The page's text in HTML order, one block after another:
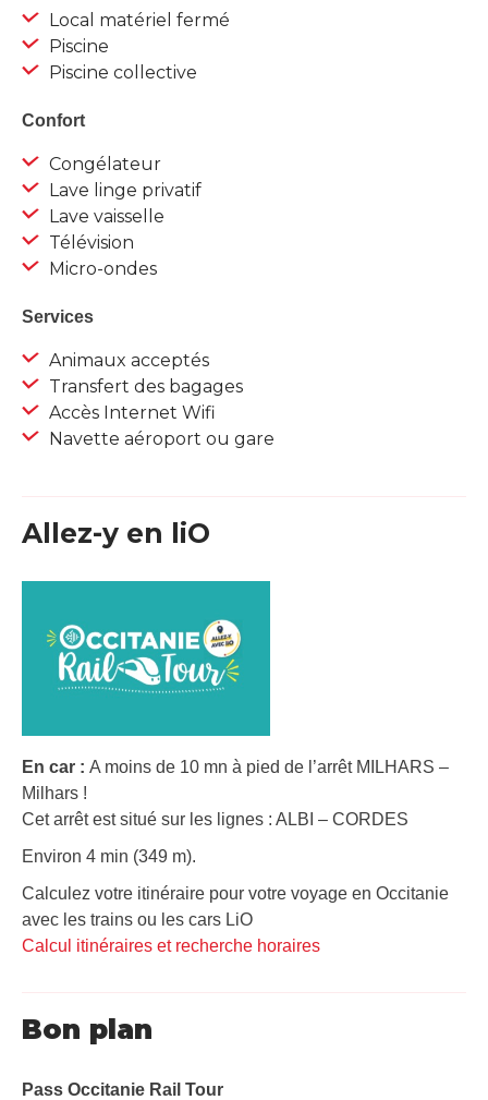
Local matériel fermé
Piscine
Piscine collective
Confort
Congélateur
Lave linge privatif
Lave vaisselle
Télévision
Micro-ondes
Services
Animaux acceptés
Transfert des bagages
Accès Internet Wifi
Navette aéroport ou gare
Allez-y en liO
En car : A moins de 10 mn à pied de l’arrêt MILHARS –
Milhars !
Cet arrêt est situé sur les lignes : ALBI – CORDES
Environ 4 min (349 m).
Calculez votre itinéraire pour votre voyage en Occitanie
avec les trains ou les cars LiO
Calcul itinéraires et recherche horaires
Bon plan
Pass Occitanie Rail Tour​